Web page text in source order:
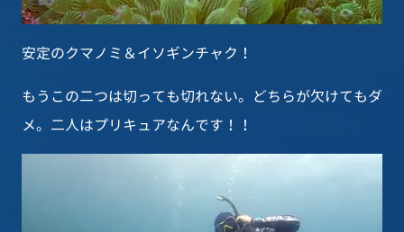
安定のクマノミ＆イソギンチャク！
もうこの二つは切っても切れない。どちらが欠けてもダ
メ。二人はプリキュアなんです！！